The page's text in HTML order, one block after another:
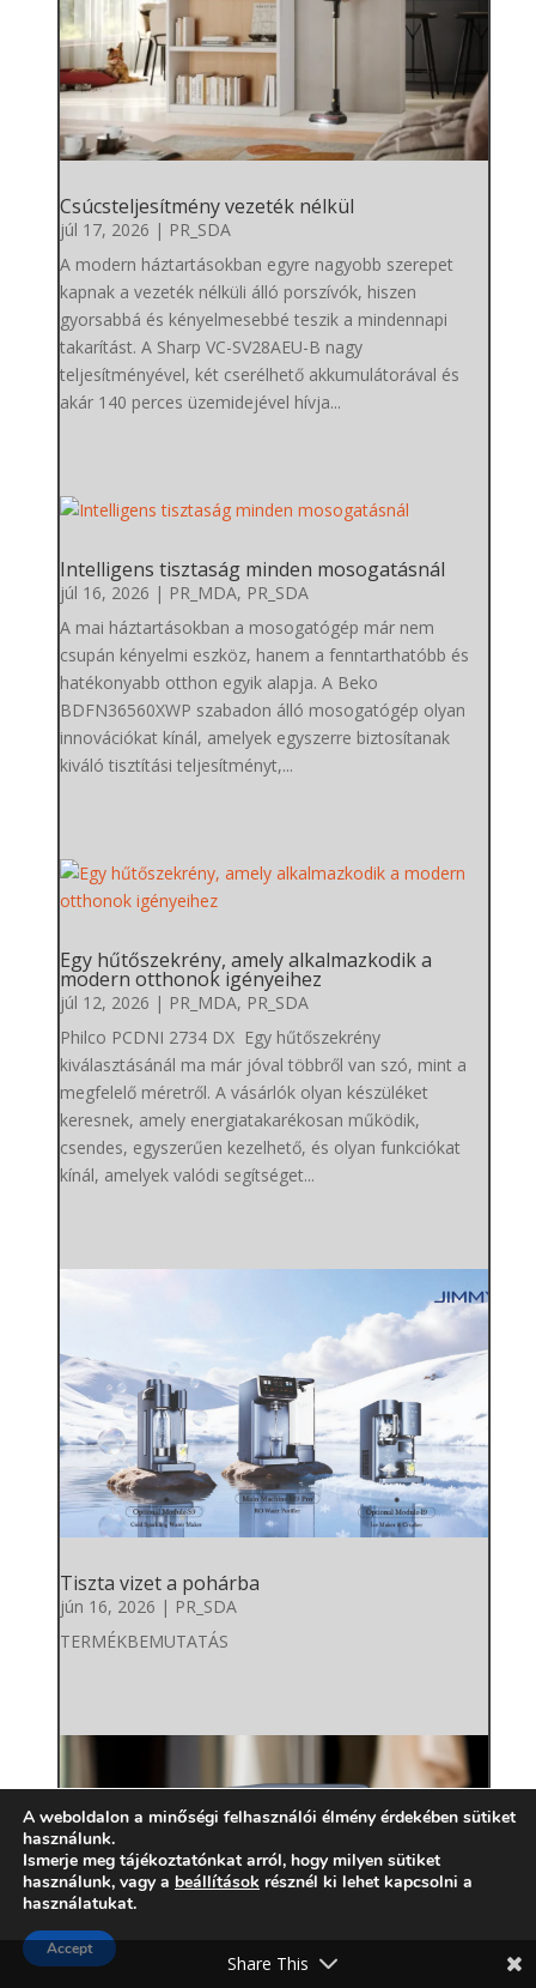
Csúcsteljesítmény vezeték nélkül
júl 17, 2026 | PR_SDA
A modern háztartásokban egyre nagyobb szerepet
kapnak a vezeték nélküli álló porszívók, hiszen
gyorsabbá és kényelmesebbé teszik a mindennapi
takarítást. A Sharp VC-SV28AEU-B nagy
teljesítményével, két cserélhető akkumulátorával és
akár 140 perces üzemidejével hívja...
Intelligens tisztaság minden mosogatásnál
júl 16, 2026 | PR_MDA, PR_SDA
A mai háztartásokban a mosogatógép már nem
csupán kényelmi eszköz, hanem a fenntarthatóbb és
hatékonyabb otthon egyik alapja. A Beko
BDFN36560XWP szabadon álló mosogatógép olyan
innovációkat kínál, amelyek egyszerre biztosítanak
kiváló tisztítási teljesítményt,...
Egy hűtőszekrény, amely alkalmazkodik a
modern otthonok igényeihez
júl 12, 2026 | PR_MDA, PR_SDA
Philco PCDNI 2734 DX Egy hűtőszekrény
kiválasztásánál ma már jóval többről van szó, mint a
megfelelő méretről. A vásárlók olyan készüléket
keresnek, amely energiatakarékosan működik,
csendes, egyszerűen kezelhető, és olyan funkciókat
kínál, amelyek valódi segítséget...
Tiszta vizet a pohárba
jún 16, 2026 | PR_SDA
TERMÉKBEMUTATÁS
A weboldalon a minőségi felhasználói élmény érdekében sütiket
használunk.
Ismerje meg tájékoztatónkat arról, hogy milyen sütiket
használunk, vagy a beállítások résznél ki lehet kapcsolni a
használatukat.
Accept
Share This